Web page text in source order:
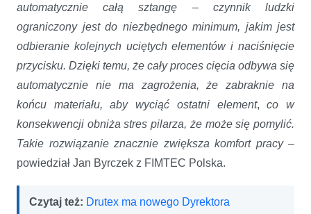
automatycznie całą sztangę – czynnik ludzki
ograniczony jest do niezbędnego minimum, jakim jest
odbieranie kolejnych uciętych elementów i naciśnięcie
przycisku. Dzięki temu, że cały proces cięcia odbywa się
automatycznie nie ma zagrożenia, że zabraknie na
końcu materiału, aby wyciąć ostatni element,co w
konsekwencji obniża stres pilarza, że może się pomylić.
Takie rozwiązanie znacznie zwiększa komfort pracy–
powiedział Jan Byrczek z FIMTEC Polska.
Czytaj też: Drutex ma nowego Dyrektora